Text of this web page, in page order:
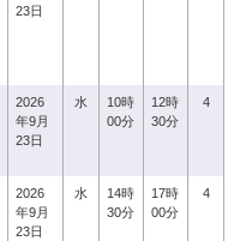
23日
2026
年9月
23日
水
10時
00分
12時
30分
4
2026
年9月
23日
水
14時
30分
17時
00分
4